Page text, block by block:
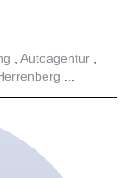
Autoagentur